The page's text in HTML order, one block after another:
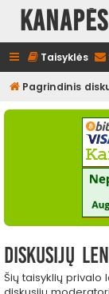
Taisyklės
Pagrindinis
Diskusijų
Šių taisyklių privalo